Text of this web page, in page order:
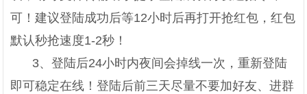
可！建议登陆成功后等12小时后再打开抢红包，红包
默认秒抢速度1-2秒！
3、登陆后24小时内夜间会掉线一次，重新登陆
即可稳定在线！登陆后前三天尽量不要加好友、进群